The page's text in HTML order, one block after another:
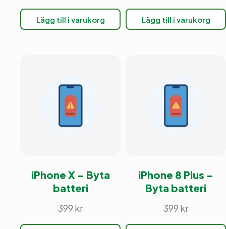
Lägg till i varukorg Lägg till i varukorg
iPhone X – Byta
batteri
399 kr
iPhone 8 Plus –
Byta batteri
399 kr